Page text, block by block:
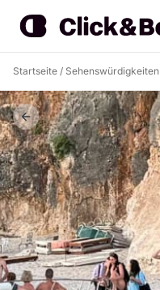
Startseite / Sehenswürdigkeiten